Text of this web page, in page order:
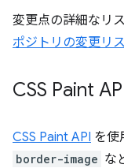
変更点の詳細なリ
ポジトリの変更リ
CSS Paint
CSS Paint API を使
border-image な